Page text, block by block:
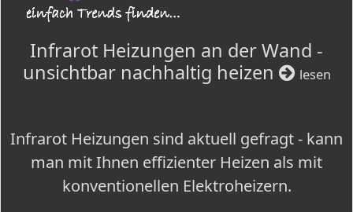
Infrarot Heizungen an der Wand -
unsichtbar nachhaltig heizen
lesen
Infrarot Heizungen sind aktuell gefragt - kann
man mit Ihnen effizienter Heizen als mit
konventionellen Elektroheizern.